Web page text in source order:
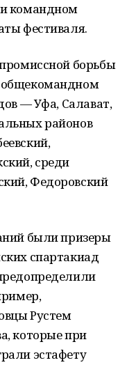
командном
фестиваля.
борьбы
общекомандном
— Уфа, Салават,
районов
среди
Федоровский
были призеры
спартакиад
Рустем
которые при
эстафету